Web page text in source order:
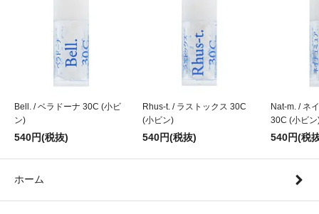
Bell. / ベラドーナ 30C (小ビ
ン)
540円(税抜)
Rhus-t. / ラストックス 30C
(小ビン)
540円(税抜)
Nat-m. / ネ
30C (小ビン
540円(税
ホーム